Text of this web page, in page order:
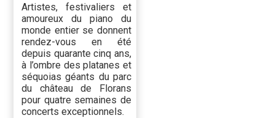
Artistes, festivaliers et
amoureux du piano du
monde entier se donnent
rendez-vous en été
depuis quarante cinq ans,
à l’ombre des platanes et
séquoias géants du parc
du château de Florans
pour quatre semaines de
concerts exceptionnels.